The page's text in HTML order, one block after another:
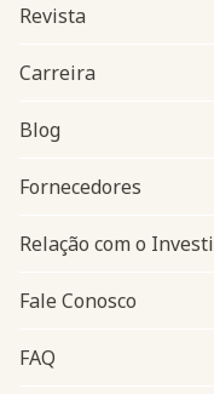
Navegação do rodapé
Revista
Carreira
Blog
Fornecedores
Relação com o
Fale Conosco
FAQ